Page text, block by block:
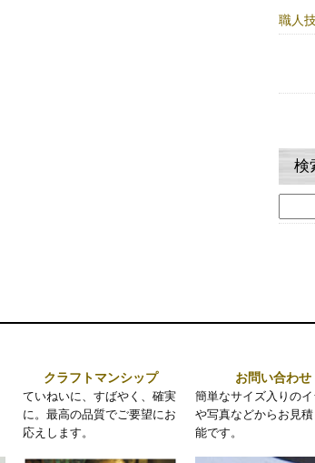
職人
検
索:
クラフトマンシップ
ていねいに、すばやく、確実
に。最高の品質でご要望にお
応えします。
お問い合わせ
簡単なサイズ入りのイ
や写真などからお見積
能です。